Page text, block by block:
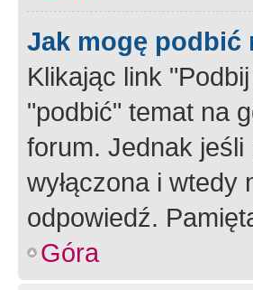
Jak mogę podbić
Klikając link
"podbić" temat na
forum. Jednak jeśli
wyłączona i
odpowiedź.
Góra